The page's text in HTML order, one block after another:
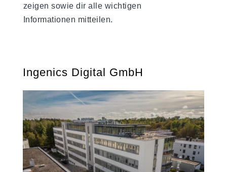
zeigen sowie dir alle wichtigen
Informationen mitteilen.
Ingenics Digital GmbH